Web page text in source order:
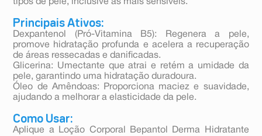
tipos de pele, inclusive as mais sensíveis.
Principais Ativos:
Dexpantenol (Pró-Vitamina B5): Regenera a pele,
promove hidratação profunda e acelera a recuperação
de áreas ressecadas e danificadas.
Glicerina: Umectante que atrai e retém a umidade da
pele, garantindo uma hidratação duradoura.
Óleo de Amêndoas: Proporciona maciez e suavidade,
ajudando a melhorar a elasticidade da pele.
Como Usar:
Aplique a Loção Corporal Bepantol Derma Hidratante